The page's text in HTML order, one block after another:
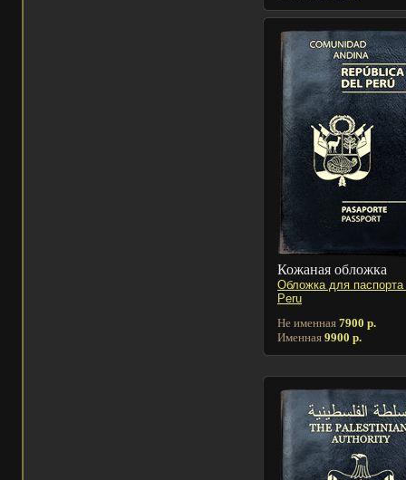
Кожаная обложка
Обложка для
Peru
Не именная 7900 р.
Именная 9900 р.